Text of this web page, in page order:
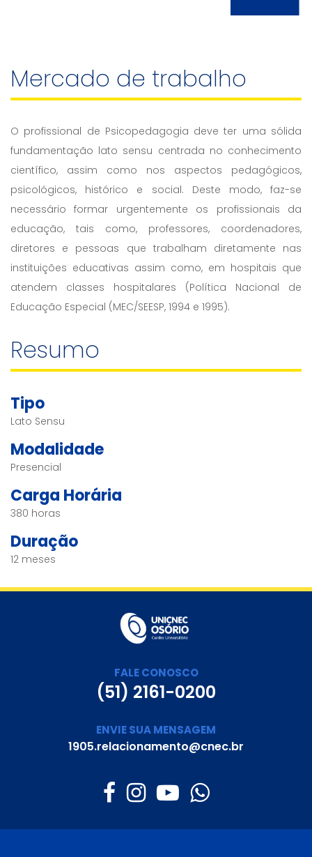
Mercado de trabalho
O profissional de Psicopedagogia deve ter uma sólida
fundamentação lato sensu centrada no conhecimento
científico, assim como nos aspectos pedagógicos,
psicológicos, histórico e social. Deste modo, faz-se
necessário formar urgentemente os profissionais da
educação, tais como, professores, coordenadores,
diretores e pessoas que trabalham diretamente nas
instituições educativas assim como, em hospitais que
atendem classes hospitalares (Política Nacional de
Educação Especial (MEC/SEESP, 1994 e 1995).
Resumo
Tipo
Lato Sensu
Modalidade
Presencial
Carga Horária
380 horas
Duração
12 meses
FALE CONOSCO
(51) 2161-0200
ENVIE SUA MENSAGEM
1905.relacionamento@cnec.br